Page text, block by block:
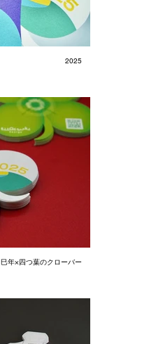
2025
巳年×四つ葉のクローバー